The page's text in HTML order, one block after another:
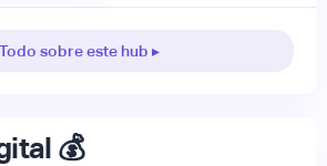
Todo sobre este hub ▸
💰